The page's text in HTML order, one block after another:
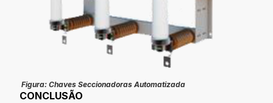
Figura: Chaves Seccionadoras Automatizada
CONCLUSÃO